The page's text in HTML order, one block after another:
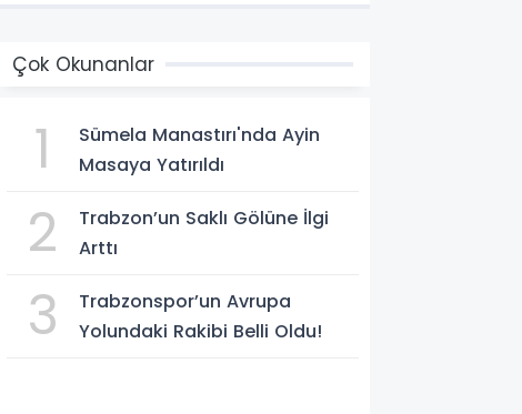
Çok Okunanlar
1
Sümela Manastırı'nda Ayin
Masaya Yatırıldı
2
Trabzon’un Saklı Gölüne İlgi
Arttı
3
Trabzonspor’un Avrupa
Yolundaki Rakibi Belli Oldu!